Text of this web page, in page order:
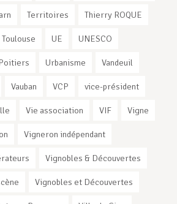
Territoires Thierry ROQUE
Toulouse UE UNESCO
Urbanisme Vandeuil
Vauban VCP vice-président
Vie association VIF Vigne
Vigneron indépendant
Vignobles & Découvertes
Vignobles et Découvertes